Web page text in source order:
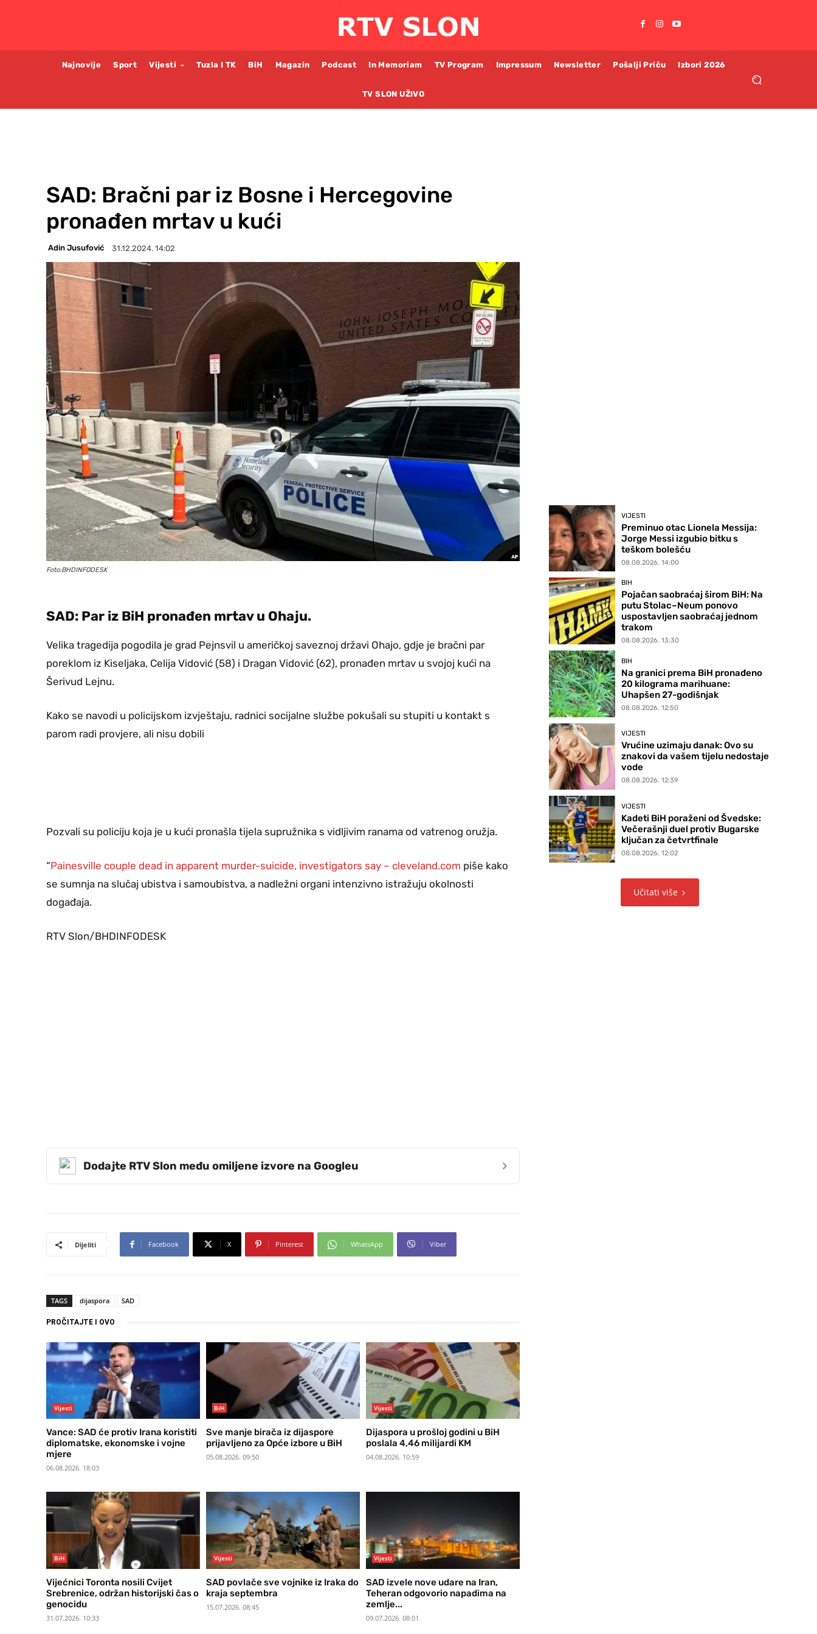
Najnovije Sport Vijesti Tuzla I TK BiH Magazin Podcast In Memoriam TV Program Impressum Newsletter Pošalji Priču Izbori 2026
TV SLON UŽIVO
SAD: Bračni par iz Bosne i Hercegovine
pronađen mrtav u kući
Adin Jusufović 31.12.2024. 14:02
Foto:BHDINFODESK
SAD: Par iz BiH pronađen mrtav u Ohaju.
Velika tragedija pogodila je grad Pejnsvil u američkoj saveznoj državi Ohajo, gdje je bračni par
poreklom iz Kiseljaka, Celija Vidović (58) i Dragan Vidović (62), pronađen mrtav u svojoj kući na
Šerivud Lejnu.
Kako se navodi u policijskom izvještaju, radnici socijalne službe pokušali su stupiti u kontakt s
parom radi provjere, ali nisu dobili
Pozvali su policiju koja je u kući pronašla tijela supružnika s vidljivim ranama od vatrenog oružja.
“Painesville couple dead in apparent murder-suicide, investigators say – cleveland.com piše kako
se sumnja na slučaj ubistva i samoubistva, a nadležni organi intenzivno istražuju okolnosti
događaja.
RTV Slon/BHDINFODESK
Dodajte RTV Slon među omiljene izvore na Googleu ›
Dijeliti Facebook X Pinterest WhatsApp Viber
TAGS dijaspora SAD
PROČITAJTE I OVO
Vijesti
Vance: SAD će protiv Irana koristiti
diplomatske, ekonomske i vojne
mjere
06.08.2026. 18:03
BiH
Sve manje birača iz dijaspore
prijavljeno za Opće izbore u BiH
05.08.2026. 09:50
Vijesti
Dijaspora u prošloj godini u BiH
poslala 4,46 milijardi KM
04.08.2026. 10:59
BiH
Vijećnici Toronta nosili Cvijet
Srebrenice, održan historijski čas o
genocidu
31.07.2026. 10:33
Vijesti
SAD povlače sve vojnike iz Iraka do
kraja septembra
15.07.2026. 08:45
Vijesti
SAD izvele nove udare na Iran,
Teheran odgovorio napadima na
zemlje...
09.07.2026. 08:01
VIJESTI
Preminuo otac Lionela Messija:
Jorge Messi izgubio bitku s
teškom bolešću
08.08.2026. 14:00
BIH
Pojačan saobraćaj širom BiH: Na
putu Stolac–Neum ponovo
uspostavljen saobraćaj jednom
trakom
08.08.2026. 13:30
BIH
Na granici prema BiH pronađeno
20 kilograma marihuane:
Uhapšen 27-godišnjak
08.08.2026. 12:50
VIJESTI
Vrućine uzimaju danak: Ovo su
znakovi da vašem tijelu nedostaje
vode
08.08.2026. 12:39
VIJESTI
Kadeti BiH poraženi od Švedske:
Večerašnji duel protiv Bugarske
ključan za četvrtfinale
08.08.2026. 12:02
Učitati više